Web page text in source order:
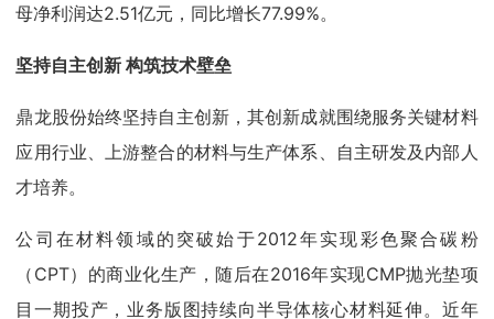
母净利润达2.51亿元，同比增长77.99%。
坚持自主创新 构筑技术壁垒
鼎龙股份始终坚持自主创新，其创新成就围绕服务关键材料
应用行业、上游整合的材料与生产体系、自主研发及内部人
才培养。
公司在材料领域的突破始于2012年实现彩色聚合碳粉
（CPT）的商业化生产，随后在2016年实现CMP抛光垫项
目一期投产，业务版图持续向半导体核心材料延伸。近年